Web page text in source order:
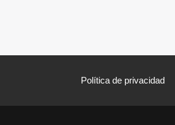
Política de privacidad